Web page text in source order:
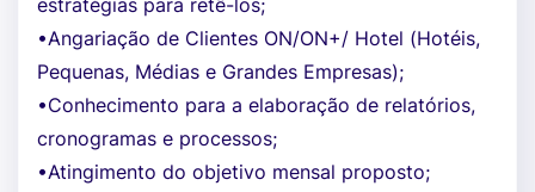
estratégias para retê-los;
•Angariação de Clientes ON/ON+/ Hotel (Hotéis,
Pequenas, Médias e Grandes Empresas);
•Conhecimento para a elaboração de relatórios,
cronogramas e processos;
•Atingimento do objetivo mensal proposto;